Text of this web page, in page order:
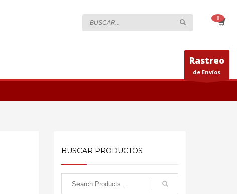
Rastreo
de Envíos
BUSCAR PRODUCTOS